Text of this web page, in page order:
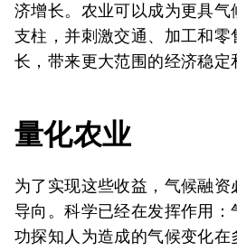
济增长。农业可以成为更具气
支柱，并刺激交通、加工和零
长，带来更大范围的经济稳定
量化农业
为了实现这些收益，气候融资
导向。科学已经在发挥作用
功探知人为造成的气候变化在